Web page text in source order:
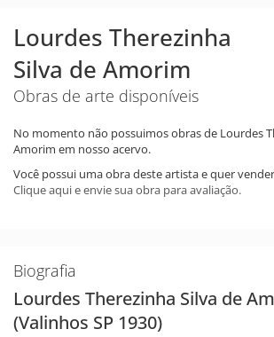
Lourdes Therezinha
Silva de Amorim
Obras de arte disponíveis
No momento não possuimos obras de Lourdes
Amorim em nosso acervo.
Você possui uma obra deste artista e quer
Clique aqui e envie sua obra para avaliação.
Biografia
Lourdes Therezinha Silva de
(Valinhos SP 1930)